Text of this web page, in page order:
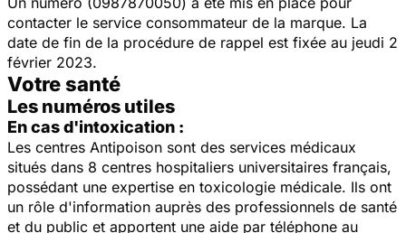
contacter le service consommateur de la marque. La
date de fin de la procédure de rappel est fixée au jeudi 2
février 2023.
Votre santé
Les numéros utiles
En cas d'intoxication :
Les centres Antipoison sont des services médicaux
situés dans 8 centres hospitaliers universitaires français,
possédant une expertise en toxicologie médicale. Ils ont
un rôle d'information auprès des professionnels de santé
et du public et apportent une aide par téléphone au